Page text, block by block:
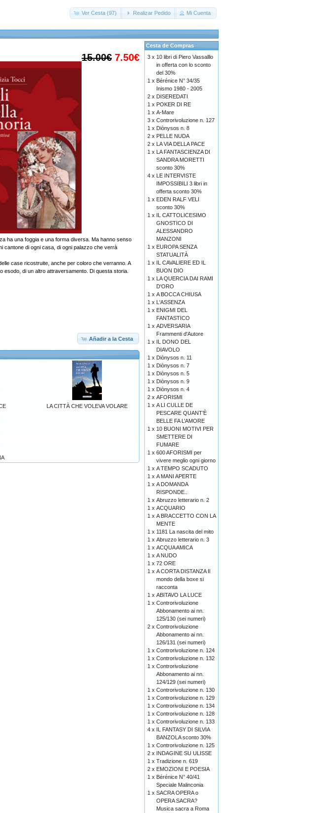
Ver Cesta (97) Realizar Pedido Mi Cuenta
15.00€ 7.50€
ha una foggia e una forma diversa. Ma hanno senso
cantone di ogni casa, di ogni palazzo che verrà
case ricostruite, anche per coloro che verranno. A
esodo, di un altro attraversamento. Di questa storia.
Añadir a la Cesta
LA CITTÀ CHE VOLEVA VOLARE
Cesta de Compras
3 x 10 libri di Piero Vassalllo
in offerta con lo sconto
del 30%
1 x Bérénice N° 34/35
Inismo 1980 - 2005
2 x DISEREDATI
1 x POKER DI RE
1 x A-Mare
3 x Controrivoluzione n. 127
1 x Diònysos n. 8
2 x PELLE NUDA
2 x LA VIA DELLA PACE
1 x LA FANTASCIENZA DI
SANDRA MORETTI
sconto 30%
4 x LE INTERVISTE
IMPOSSIBILI 3 libri in
offerta sconto 30%
1 x EDEN RALF VELI
sconto 30%
1 x IL CATTOLICESIMO
GNOSTICO DI
ALESSANDRO
MANZONI
1 x EUROPA SENZA
STATUALITÀ
1 x IL CAVALIERE ED IL
BUON DIO
1 x LA QUERCIA DAI RAMI
D'ORO
1 x A BOCCA CHIUSA
1 x L'ASSENZA
1 x ENIGMI DEL
FANTASTICO
1 x ADVERSARIA
Frammenti d'Autore
1 x IL DONO DEL
DIAVOLO
1 x Diònysos n. 11
1 x Diònysos n. 7
1 x Diònysos n. 5
1 x Diònysos n. 9
1 x Diònysos n. 4
2 x AFORISMI
1 x A LI CULLE DE
PESCARE QUANT’È
BELLE FA L’AMORE
1 x 10 BUONI MOTIVI PER
SMETTERE DI
FUMARE
1 x 600 AFORISMI per
vivere meglio ogni giorno
1 x A TEMPO SCADUTO
1 x A MANI APERTE
1 x A DOMANDA
RISPONDE..
1 x Abruzzo letterario n. 2
1 x ACQUARIO
1 x A BRACCETTO CON LA
MENTE
1 x 1181 La nascita del mito
1 x Abruzzo letterario n. 3
1 x ACQUA AMICA
1 x A NUDO
1 x 72 ORE
1 x A CORTA DISTANZA Il
mondo della boxe si
racconta
1 x ABITAVO LA LUCE
1 x Controrivoluzione
Abbonamento ai nn.
125/130 (sei numeri)
2 x Controrivoluzione
Abbonamento ai nn.
126/131 (sei numeri)
1 x Controrivoluzione n. 124
1 x Controrivoluzione n. 132
1 x Controrivoluzione
Abbonamento ai nn.
124/129 (sei numeri)
1 x Controrivoluzione n. 130
1 x Controrivoluzione n. 129
1 x Controrivoluzione n. 134
1 x Controrivoluzione n. 128
1 x Controrivoluzione n. 133
4 x IL FANTASY DI SILVIA
BANZOLA sconto 30%
1 x Controrivoluzione n. 125
2 x INDAGINE SU ULISSE
1 x Tradizione n. 619
2 x EMOZIONI E POESIA
1 x Bérénice N° 40/41
Speciale Malinconia
1 x SACRA OPERA o
OPERA SACRA?
Musica sacra a Roma